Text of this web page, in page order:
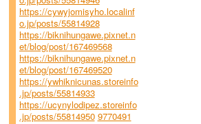
https://cywyjomisyho.localinf
o.jp/posts/55814928
https://biknihungawe.pixnet.n
et/blog/post/167469568
https://biknihungawe.pixnet.n
et/blog/post/167469520
https://ywhiknicunas.storeinfo
.jp/posts/55814933
https://ucynylodipez.storeinfo
.jp/posts/55814950 9770491